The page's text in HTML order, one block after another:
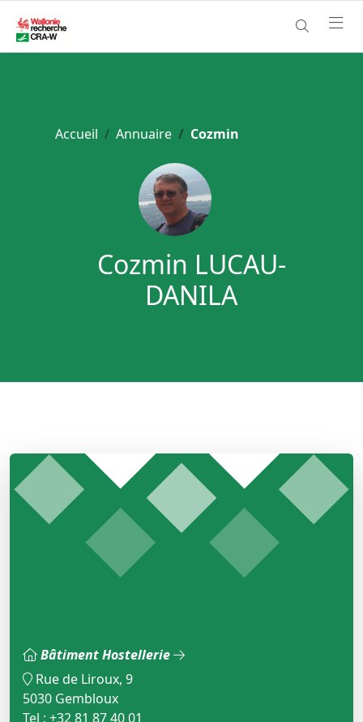
Accueil Annuaire Cozmin
Cozmin LUCAU-
DANILA
Bâtiment Hostellerie
Rue de Liroux, 9
5030 Gembloux
Tel : +32 81 87 40 01